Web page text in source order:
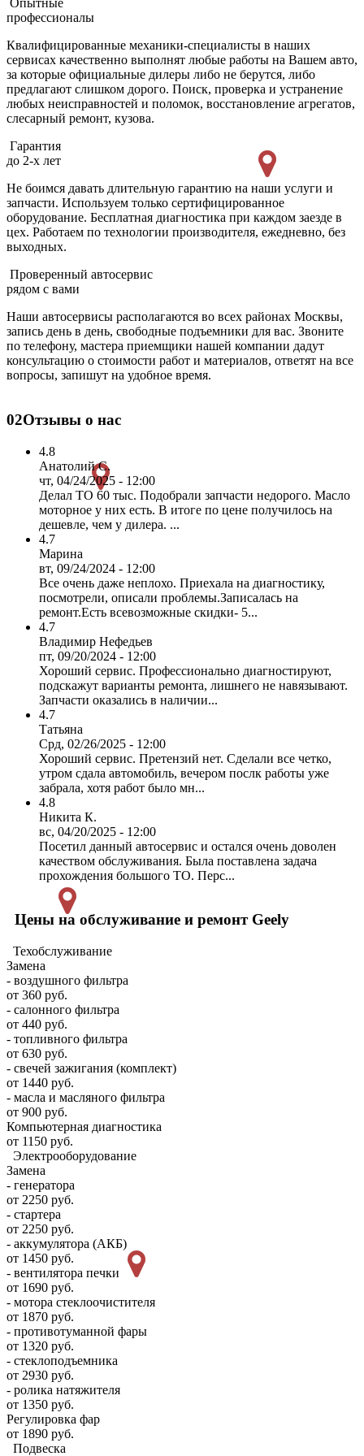
Опытные
профессионалы
Квалифицированные механики-специалисты в наших
сервисах качественно выполнят любые работы на Вашем авто,
за которые официальные дилеры либо не берутся, либо
предлагают слишком дорого. Поиск, проверка и устранение
любых неисправностей и поломок, восстановление агрегатов,
слесарный ремонт, кузова.
Гарантия
до 2-х лет
Не боимся давать длительную гарантию на наши услуги и
запчасти. Используем только сертифицированное
оборудование. Бесплатная диагностика при каждом заезде в
цех. Работаем по технологии производителя, ежедневно, без
выходных.
Проверенный автосервис
рядом с вами
Наши автосервисы располагаются во всех районах Москвы,
запись день в день, свободные подъемники для вас. Звоните
по телефону, мастера приемщики нашей компании дадут
консультацию о стоимости работ и материалов, ответят на все
вопросы, запишут на удобное время.
02Отзывы о нас
4.8
Анатолий С.
чт, 04/24/2025 - 12:00
Делал ТО 60 тыс. Подобрали запчасти недорого. Масло
моторное у них есть. В итоге по цене получилось на
дешевле, чем у дилера. ...
4.7
Марина
вт, 09/24/2024 - 12:00
Все очень даже неплохо. Приехала на диагностику,
посмотрели, описали проблемы.Записалась на
ремонт.Есть всевозможные скидки- 5...
4.7
Владимир Нефедьев
пт, 09/20/2024 - 12:00
Хороший сервис. Профессионально диагностируют,
подскажут варианты ремонта, лишнего не навязывают.
Запчасти оказались в наличии...
4.7
Татьяна
Срд, 02/26/2025 - 12:00
Хороший сервис. Претензий нет. Сделали все четко,
утром сдала автомобиль, вечером послк работы уже
забрала, хотя работ было мн...
4.8
Никита К.
вс, 04/20/2025 - 12:00
Посетил данный автосервис и остался очень доволен
качеством обслуживания. Была поставлена задача
прохождения большого ТО. Перс...
Цены на обслуживание и ремонт Geely
Техобслуживание
Замена
- воздушного фильтра
от 360 руб.
- салонного фильтра
от 440 руб.
- топливного фильтра
от 630 руб.
- свечей зажигания (комплект)
от 1440 руб.
- масла и масляного фильтра
от 900 руб.
Компьютерная диагностика
от 1150 руб.
Электрооборудование
Замена
- генератора
от 2250 руб.
- стартера
от 2250 руб.
- аккумулятора (АКБ)
от 1450 руб.
- вентилятора печки
от 1690 руб.
- мотора стеклоочистителя
от 1870 руб.
- противотуманной фары
от 1320 руб.
- стеклоподъемника
от 2930 руб.
- ролика натяжителя
от 1350 руб.
Регулировка фар
от 1890 руб.
Подвеска